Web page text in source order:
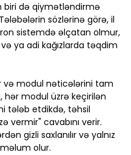
biri də qiymətləndirmə
sözlərinə görə, il
sistemdə əlçatan olmur,
ya adi kağızlarda təqdim
və modul nəticələrini tam
hər modul üzrə keçirilən
tələb etdikdə, təhsil
vermir" cavabını verir.
gizli saxlanılır və yalnız
olur.